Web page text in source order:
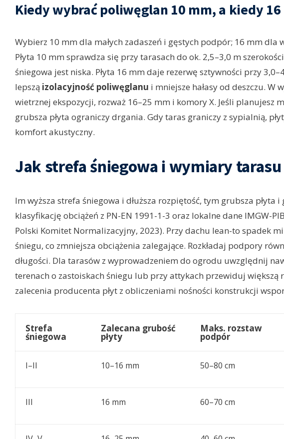
Kiedy wybrać poliwęglan 10 mm, a kiedy
Wybierz 10 mm dla małych zadaszeń i gęstych podpór; 16 mm dla
Płyta 10 mm sprawdza się przy tarasach do ok. 2,5–3,0 m
śniegowa jest niska. Płyta 16 mm daje rezerwę sztywności przy
lepszą izolacyjność poliwęglanu i mniejsze hałasy od deszczu. W
wietrznej ekspozycji, rozważ 16–25 mm i komory X. Jeśli planujesz
grubsza płyta ograniczy drgania. Gdy taras graniczy z sypialnią,
komfort akustyczny.
Jak strefa śniegowa i wymiary
Im wyższa strefa śniegowa i dłuższa rozpiętość, tym grubsza płyta
klasyfikację obciążeń z PN-EN 1991-1-3 oraz lokalne dane IMGW-
Polski Komitet Normalizacyjny, 2023). Przy dachu lean-to spadek
śniegu, co zmniejsza obciążenia zalegające. Rozkładaj podpory
długości. Dla tarasów z wyprowadzeniem do ogrodu uwzględnij
terenach o zastoiskach śniegu lub przy attykach przewiduj większą
zalecenia producenta płyt z obliczeniami nośności konstrukcji
Strefa
śniegowa
Zalecana grubość
płyty
Maks. rozstaw
podpór
I–II 10–16 mm 50–80 cm
III 16 mm 60–70 cm